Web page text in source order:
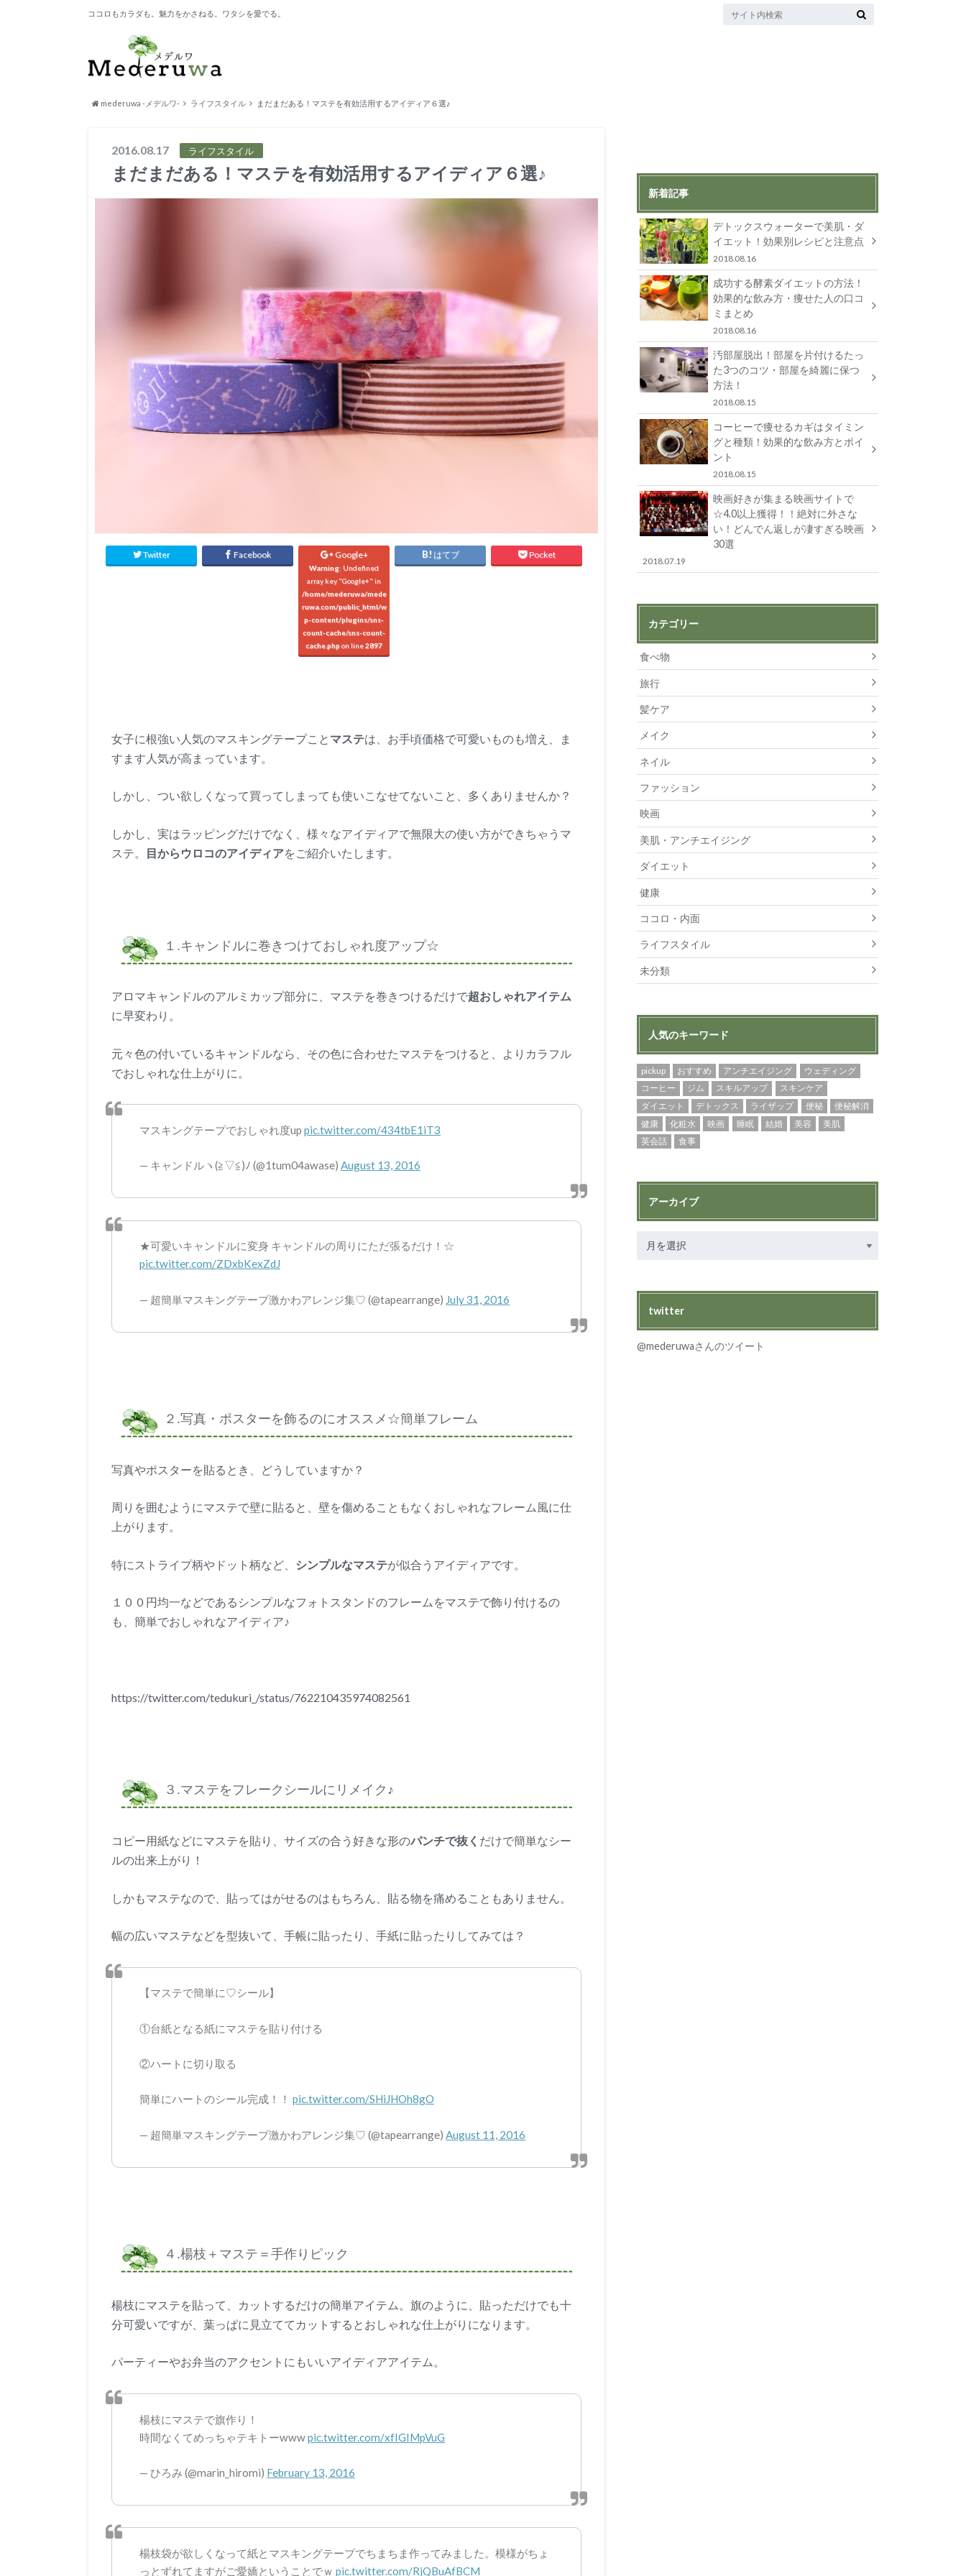
ココロもカラダも。魅力をかさねる。ワタシを愛でる。
mederuwa -メデルワ- ライフスタイル まだまだある！マステを有効活用するアイディア６選♪
2016.08.17 ライフスタイル
まだまだある！マステを有効活用するアイディア６選♪
Twitter Facebook Google+
Warning: Undefined
array key "Google+" in
/home/mederuwa/mede
ruwa.com/public_html/w
p-content/plugins/sns-
count-cache/sns-count-
cache.phpon line2897
はてブ Pocket
女子に根強い人気のマスキングテープこと マステは、お手頃価格で可愛いものも増え、ま
すます人気が高まっています。
しかし、つい欲しくなって買ってしまっても使いこなせてないこと、多くありませんか？
しかし、実はラッピングだけでなく、様々なアイディアで無限大の使い方ができちゃうマ
ステ。
目からウロコのアイディアをご紹介いたします。
１.キャンドルに巻きつけておしゃれ度アップ☆
アロマキャンドルのアルミカップ部分に、マステを巻きつけるだけで超おしゃれアイテム
に早変わり。
元々色の付いているキャンドルなら、その色に合わせたマステをつけると、よりカラフル
でおしゃれな仕上がりに。
マスキングテープでおしゃれ度up pic.twitter.com/434tbE1iT3
— キャンドルヽ(≧▽≦)ﾉ (@1tum04awase) August 13, 2016
★可愛いキャンドルに変身 キャンドルの周りにただ張るだけ！☆
pic.twitter.com/ZDxbKexZdJ
— 超簡単マスキングテープ激かわアレンジ集♡ (@tapearrange) July 31, 2016
２.写真・ポスターを飾るのにオススメ☆簡単フレーム
写真やポスターを貼るとき、どうしていますか？
周りを囲むようにマステで壁に貼ると、壁を傷めることもなくおしゃれなフレーム風に仕
上がります。
特にストライプ柄やドット柄など、 シンプルなマステが似合うアイディアです。
１００円均一などであるシンプルなフォトスタンドのフレームをマステで飾り付けるの
も、簡単でおしゃれなアイディア♪
https://twitter.com/tedukuri_/status/762210435974082561
３.マステをフレークシールにリメイク♪
コピー用紙などにマステを貼り、サイズの合う好きな形のパンチで抜く だけで簡単なシー
ルの出来上がり！
しかもマステなので、貼ってはがせるのはもちろん、貼る物を痛めることもありません。
幅の広いマステなどを型抜いて、手帳に貼ったり、手紙に貼ったりしてみては？
【マステで簡単に♡シール】
①台紙となる紙にマステを貼り付ける
②ハートに切り取る
簡単にハートのシール完成！！ pic.twitter.com/SHiJHOh8gO
— 超簡単マスキングテープ激かわアレンジ集♡ (@tapearrange) August 11, 2016
４.楊枝＋マステ＝手作りピック
楊枝にマステを貼って、カットするだけの簡単アイテム。旗のように、貼っただけでも十
分可愛いですが、葉っぱに見立ててカットするとおしゃれな仕上がりになります。
パーティーやお弁当のアクセントにもいいアイディアアイテム。
楊枝にマステで旗作り！
時間なくてめっちゃテキトーwwwpic.twitter.com/xfIGIMpVuG
— ひろみ (@marin_hiromi) February 13, 2016
楊枝袋が欲しくなって紙とマスキングテープでちまちま作ってみました。模様がちょ
っとずれてますがご愛嬌ということでｗ pic.twitter.com/RjQBuAfBCM
新着記事
デトックスウォーターで美肌・ダ
イエット！効果別レシピと注意点
2018.08.16
成功する酵素ダイエットの方法！
効果的な飲み方・痩せた人の口コ
ミまとめ
2018.08.16
汚部屋脱出！部屋を片付けるたっ
た3つのコツ・部屋を綺麗に保つ
方法！
2018.08.15
コーヒーで痩せるカギはタイミン
グと種類！効果的な飲み方とポイ
ント
2018.08.15
映画好きが集まる映画サイトで
☆4.0以上獲得！！絶対に外さな
い！どんでん返しが凄すぎる映画
30選
2018.07.19
カテゴリー
食べ物
旅行
髪ケア
メイク
ネイル
ファッション
映画
美肌・アンチエイジング
ダイエット
健康
ココロ・内面
ライフスタイル
未分類
人気のキーワード
pickup おすすめ アンチエイジング
ウェディング
コーヒー
ジム スキルアップ
スキンケア
ダイエット
デトックス ライザップ 便秘
便秘解消
健康
化粧水 映画 睡眠 結婚 美容
美肌
英会話
食事
アーカイブ
twitter
@mederuwaさんのツイート